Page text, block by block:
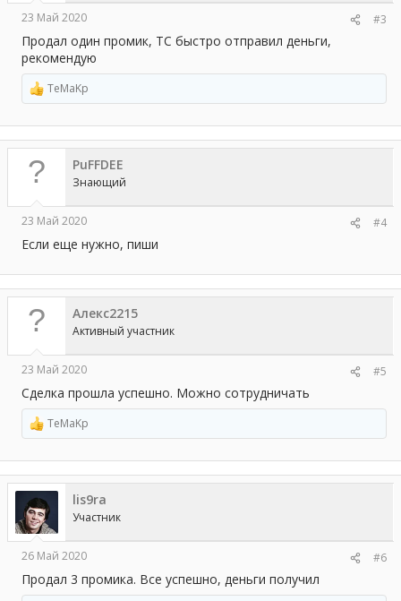
23 Май 2020 #3
Продал один промик, ТС быстро отправил деньги,
рекомендую
Р
е
а
к
ц
и
и
TeMaKp
PuFFDEE
Знающий
23 Май 2020 #4
Если еще нужно, пиши
Алекс2215
Активный участник
23 Май 2020 #5
Сделка прошла успешно. Можно сотрудничать
Р
е
а
к
ц
и
и
:
TeMaKp
lis9ra
Участник
26 Май 2020 #6
Продал 3 промика. Все успешно, деньги получил